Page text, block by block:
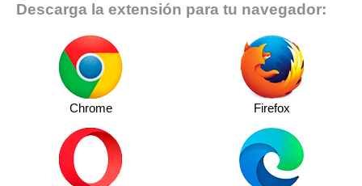
Descarga la extensión para tu navegador:
Chrome Firefox